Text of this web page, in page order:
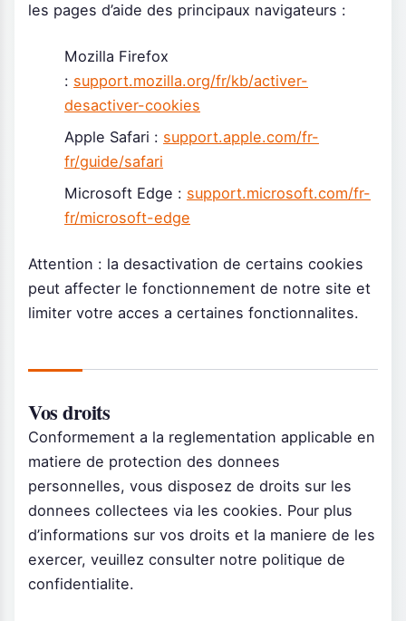
les pages d’aide des principaux navigateurs :
Mozilla Firefox
: support.mozilla.org/fr/kb/activer-
desactiver-cookies
Apple Safari : support.apple.com/fr-
fr/guide/safari
Microsoft Edge : support.microsoft.com/fr-
fr/microsoft-edge
Attention : la desactivation de certains cookies
peut affecter le fonctionnement de notre site et
limiter votre acces a certaines fonctionnalites.
Vos droits
Conformement a la reglementation applicable en
matiere de protection des donnees
personnelles, vous disposez de droits sur les
donnees collectees via les cookies. Pour plus
d’informations sur vos droits et la maniere de les
exercer, veuillez consulter notre politique de
confidentialite.